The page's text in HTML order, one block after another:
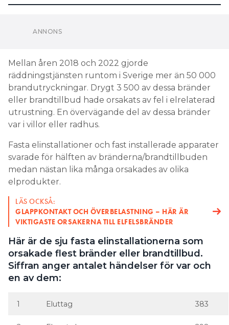
räddningstjänsten runtom i Sverige mer än 50 000
eller brandtillbud hade orsakats av fel i elrelaterad
utrustning. En övervägande del av dessa bränder
var i villor eller radhus.
Fasta elinstallationer och fast installerade apparater
svarade för hälften av bränderna/brandtillbuden
medan nästan lika många orsakades av olika
elprodukter.
LÄS OCKSÅ:
GLAPPKONTAKT OCH ÖVERBELASTNING – HÄR ÄR
VIKTIGASTE ORSAKERNA TILL ELFELSBRÄNDER
Här är de sju fasta elinstallationerna som
orsakade flest bränder eller brandtillbud.
Siffran anger antalet händelser för var och
en av dem:
1 383
2 Elcentral
3 El 149